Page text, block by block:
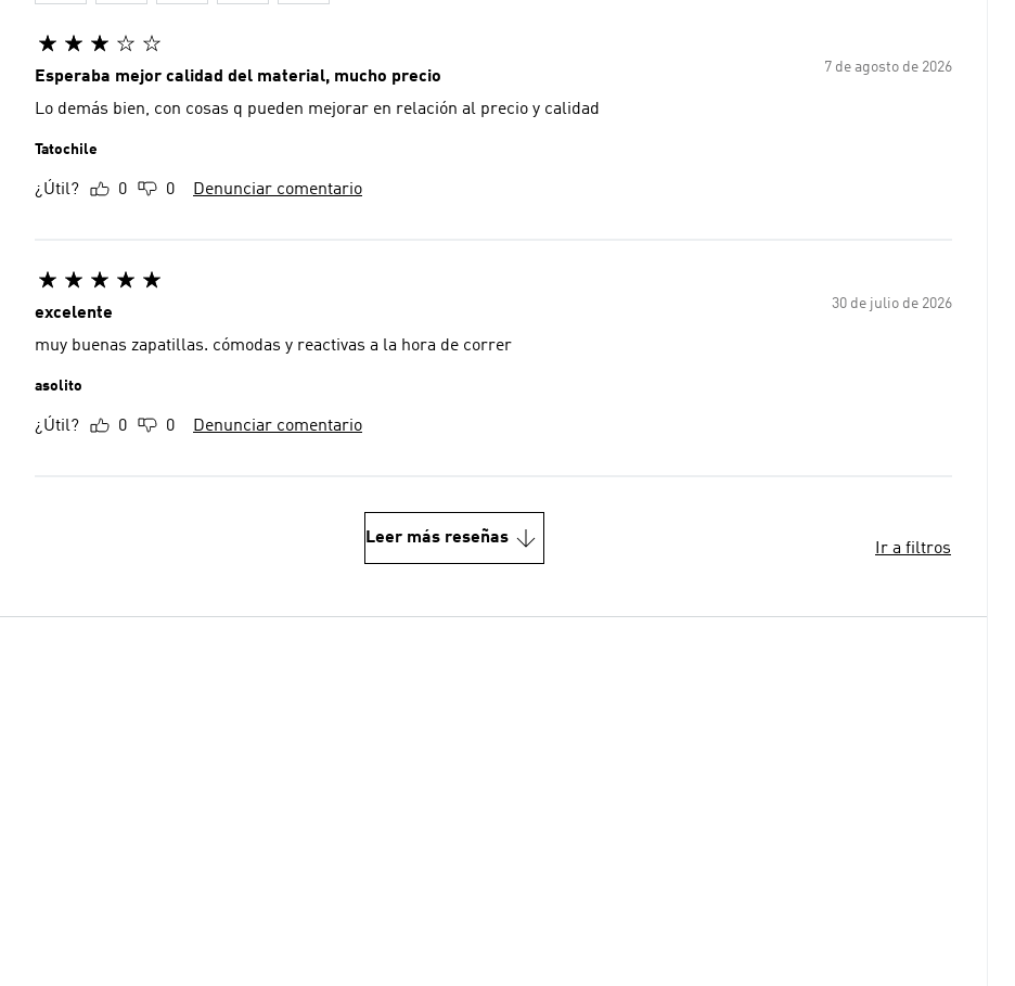
7 de agosto de 2026
Esperaba mejor calidad del material, mucho precio
Lo demás bien, con cosas q pueden mejorar en relación al precio y calidad
Tatochile
¿Útil? 0 0 Denunciar comentario
30 de julio de 2026
excelente
muy buenas zapatillas. cómodas y reactivas a la hora de correr
asolito
¿Útil? 0 0 Denunciar comentario
Leer más reseñas
Ir a filtros